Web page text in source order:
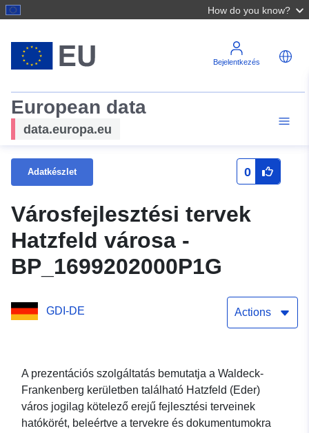
How do you know?
Bejelentkezés
European data
data.europa.eu
Adatkészlet 0
Városfejlesztési tervek
Hatzfeld városa -
BP_1699202000P1G
GDI-DE Actions
A prezentációs szolgáltatás bemutatja a Waldeck-
Frankenberg kerületben található Hatzfeld (Eder)
város jogilag kötelező erejű fejlesztési terveinek
hatókörét, beleértve a tervekre és dokumentumokra